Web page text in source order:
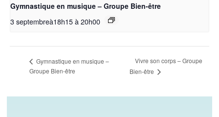
Gymnastique en musique – Groupe Bien-être
3 septembreà18h15à20h00
Gymnastique en musique –
Groupe Bien-être
Vivre son corps – Groupe
Bien-être